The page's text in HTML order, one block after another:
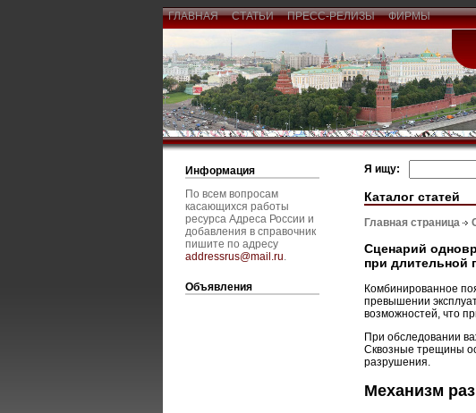
ГЛАВНАЯ СТАТЬИ ПРЕСС-РЕЛИЗЫ ФИРМЫ
Информация
По всем вопросам
касающихся работы
ресурса Адреса России и
добавления в справочник
пишите по адресу
addressrus@mail.ru.
Объявления
Я ищу:
Каталог статей
Главная страница
Сценарий
при длительной
Комбинированное
превышении
возможностей, что
При обследовании
Сквозные трещины
разрушения.
Механизм